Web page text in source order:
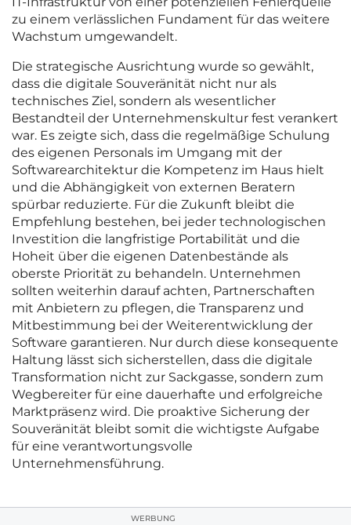
zu einem verlässlichen Fundament für das weitere
Wachstum umgewandelt.
Die strategische Ausrichtung wurde so gewählt,
dass die digitale Souveränität nicht nur als
technisches Ziel, sondern als wesentlicher
Bestandteil der Unternehmenskultur fest verankert
war. Es zeigte sich, dass die regelmäßige Schulung
des eigenen Personals im Umgang mit der
Softwarearchitektur die Kompetenz im Haus hielt
und die Abhängigkeit von externen Beratern
spürbar reduzierte. Für die Zukunft bleibt die
Empfehlung bestehen, bei jeder technologischen
Investition die langfristige Portabilität und die
Hoheit über die eigenen Datenbestände als
oberste Priorität zu behandeln. Unternehmen
sollten weiterhin darauf achten, Partnerschaften
mit Anbietern zu pflegen, die Transparenz und
Mitbestimmung bei der Weiterentwicklung der
Software garantieren. Nur durch diese konsequente
Haltung lässt sich sicherstellen, dass die digitale
Transformation nicht zur Sackgasse, sondern zum
Wegbereiter für eine dauerhafte und erfolgreiche
Marktpräsenz wird. Die proaktive Sicherung der
Souveränität bleibt somit die wichtigste Aufgabe
für eine verantwortungsvolle
Unternehmensführung.
WERBUNG